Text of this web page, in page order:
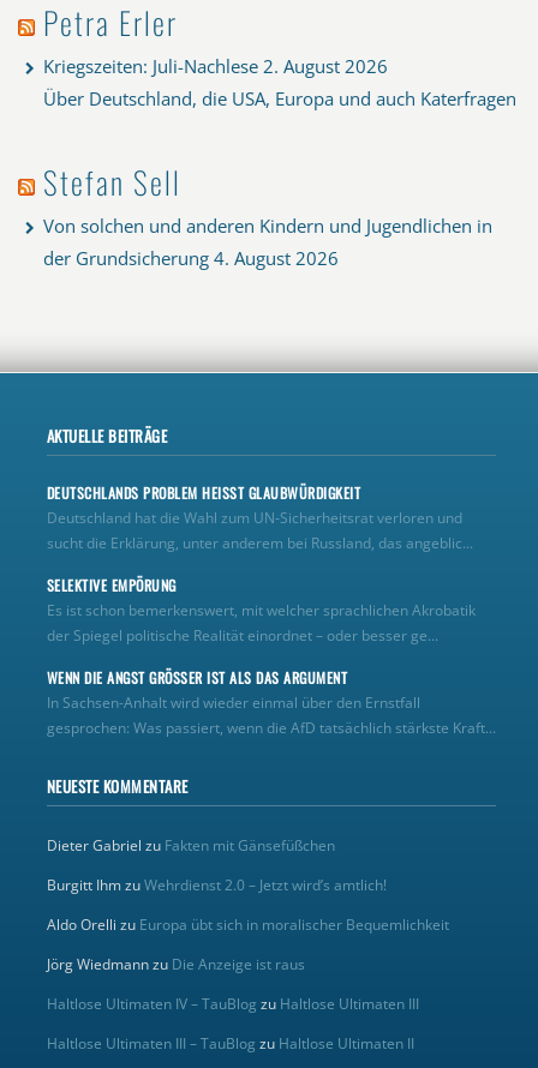
Petra Erler
Kriegszeiten: Juli-Nachlese 2. August 2026
Über Deutschland, die USA, Europa und auch Katerfragen
Stefan Sell
Von solchen und anderen Kindern und Jugendlichen in
der Grundsicherung 4. August 2026
AKTUELLE BEITRÄGE
DEUTSCHLANDS PROBLEM HEISST GLAUBWÜRDIGKEIT
Deutschland hat die Wahl zum UN‑Sicherheitsrat verloren und
sucht die Erklärung, unter anderem bei Russland, das angeblic...
SELEKTIVE EMPÖRUNG
Es ist schon bemerkenswert, mit welcher sprachlichen Akrobatik
der Spiegel politische Realität einordnet – oder besser ge...
WENN DIE ANGST GRÖSSER IST ALS DAS ARGUMENT
In Sachsen-Anhalt wird wieder einmal über den Ernstfall
gesprochen: Was passiert, wenn die AfD tatsächlich stärkste Kraft...
NEUESTE KOMMENTARE
Dieter Gabriel zu Fakten mit Gänsefüßchen
Burgitt IhmzuWehrdienst 2.0 – Jetzt wird’s amtlich!
Aldo Orelli zu Europa übt sich in moralischer Bequemlichkeit
Jörg Wiedmannzu Die Anzeige ist raus
Haltlose Ultimaten IV – TauBlog zu Haltlose Ultimaten III
Haltlose Ultimaten III – TauBlog zu Haltlose Ultimaten II